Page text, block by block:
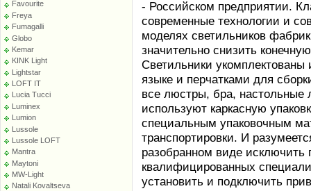
Favourite
Freya
Fumagalli
Globo
Kemar
KINK Light
Lightstar
LOFT IT
Lucia Tucci
Luminex
Lumion
Lussole
Lussole LOFT
Mantra
Maytoni
MW-Light
Natali Kovaltseva
- Российском предприятии.
современные технологии и
моделях светильников
значительно снизить
Светильники
языке и перчатками для
все люстры, бра, настольные
используют каркасную
специальным упаковочным
транспортировки. И
разобранном виде исключить
квалифицированных
установить и подключить